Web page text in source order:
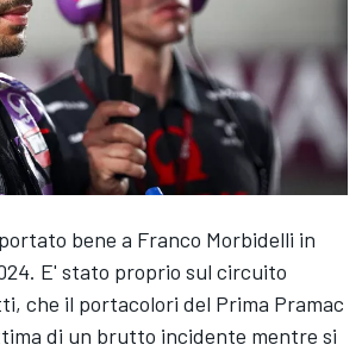
bene a Franco Morbidelli in
E' stato proprio sul circuito
che il portacolori del Prima Pramac
di un brutto incidente mentre si